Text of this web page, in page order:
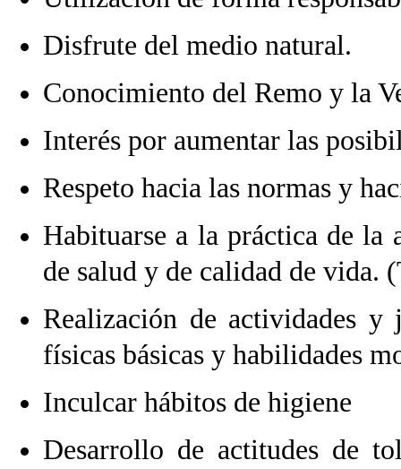
Disfrute del medio natural.
Conocimiento del Remo y la
Interés por aumentar las
Respeto hacia las normas y
Habituarse a la práctica de
de salud y de calidad de vida.
Realización de actividades y
físicas básicas y habilidades
Inculcar hábitos de higiene
Desarrollo de actitudes de